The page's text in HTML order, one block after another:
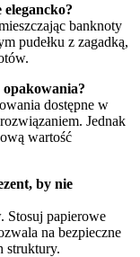
banknoty
pudełku z zagadką,
opakowania?
dostępne w
Jednak
wartość
by nie
Stosuj papierowe
na bezpieczne
struktury.